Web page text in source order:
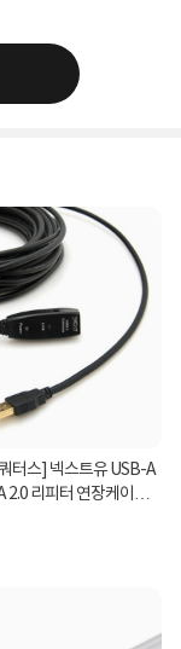
터스] 넥스트유 USB-A
2.0 리피터 연장케이블,